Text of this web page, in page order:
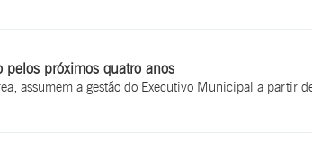
próximos quatro anos
assumem a gestão do Executivo Municipal a partir